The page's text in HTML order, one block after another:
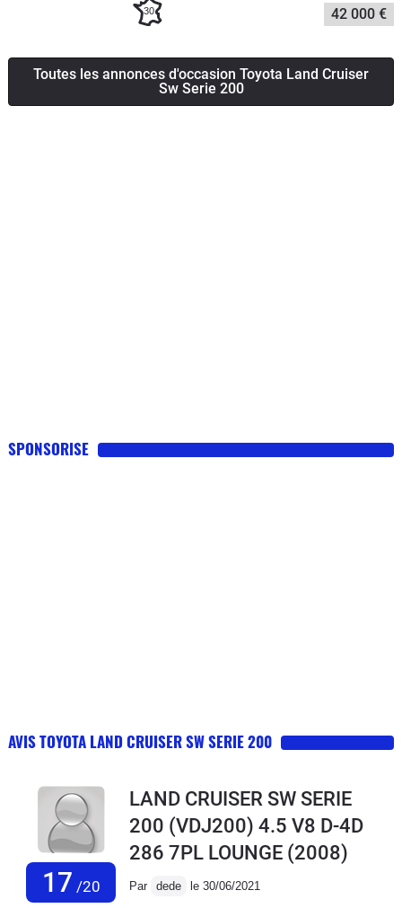
30 42 000 €
Toutes les annonces d'occasion Toyota Land Cruiser
Sw Serie 200
SPONSORISE
AVIS TOYOTA LAND CRUISER SW SERIE 200
17 /20
LAND CRUISER SW SERIE
200 (VDJ200) 4.5 V8 D-4D
286 7PL LOUNGE (2008)
Par dede le 30/06/2021